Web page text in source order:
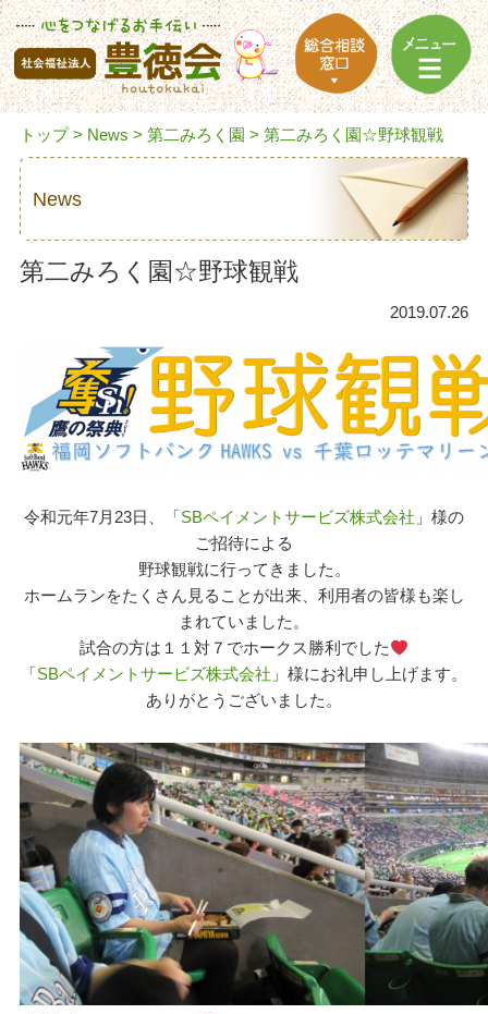
トップ> News > 第二みろく園 > 第二みろく園☆野球観戦
News
第二みろく園☆野球観戦
2019.07.26
令和元年7月23日、「SBペイメントサービズ株式会社 」様の
ご招待による
野球観戦に行ってきました。
ホームランをたくさん見ることが出来、利用者の皆様も楽し
まれていました。
試合の方は１１対７でホークス勝利でした
「SBペイメントサービズ株式会社 」様にお礼申し上げます。
ありがとうございました。